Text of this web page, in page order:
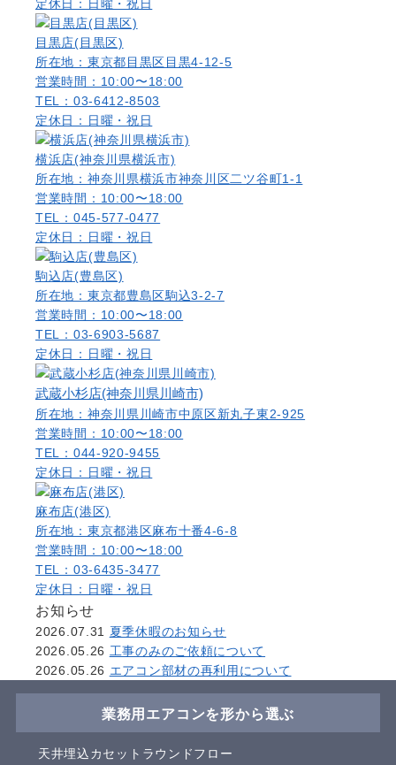
定休日：日曜・祝日
目黒店(目黒区)
所在地：東京都目黒区目黒4-12-5
営業時間：10:00〜18:00
TEL：03-6412-8503
定休日：日曜・祝日
横浜店(神奈川県横浜市)
所在地：神奈川県横浜市神奈川区二ツ谷町1-1
営業時間：10:00〜18:00
TEL：045-577-0477
定休日：日曜・祝日
駒込店(豊島区)
所在地：東京都豊島区駒込3-2-7
営業時間：10:00〜18:00
TEL：03-6903-5687
定休日：日曜・祝日
武蔵小杉店(神奈川県川崎市)
所在地：神奈川県川崎市中原区新丸子東2-925
営業時間：10:00〜18:00
TEL：044-920-9455
定休日：日曜・祝日
麻布店(港区)
所在地：東京都港区麻布十番4-6-8
営業時間：10:00〜18:00
TEL：03-6435-3477
定休日：日曜・祝日
お知らせ
2026.07.31
夏季休暇のお知らせ
2026.05.26 工事のみのご依頼について
2026.05.26 エアコン部材の再利用について
業務用エアコンを形から選ぶ
天井埋込カセットラウンドフロー